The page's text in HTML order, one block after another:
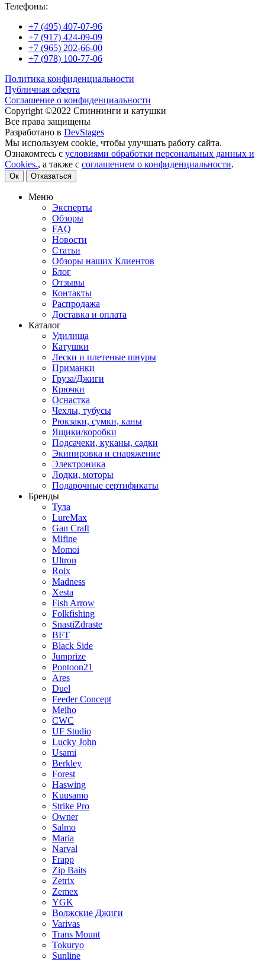
Телефоны:
+7 (495) 407-07-96
+7 (917) 424-09-09
+7 (965) 202-66-00
+7 (978) 100-77-06
Политика конфиденциальности
Публичная оферта
Соглашение о конфиденциальности
Copyright ©2022 Спиннинги и катушки
Все права защищены
Разработано в DevStages
Мы используем cookie, чтобы улучшать работу сайта.
Ознакомтесь с условиями обработки персональных данных и
Cookies., а также с соглашением о конфиденциальности.
Ок Отказаться
Меню
Эксперты
Обзоры
FAQ
Новости
Статьи
Обзоры наших Клиентов
Блог
Отзывы
Контакты
Распродажа
Доставка и оплата
Каталог
Удилища
Катушки
Лески и плетеные шнуры
Приманки
Груза/Джиги
Крючки
Оснастка
Чехлы, тубусы
Рюкзаки, сумки, каны
Ящики/коробки
Подсачеки, куканы, садки
Экипировка и снаряжение
Электроника
Лодки, моторы
Подарочные сертификаты
Бренды
Тула
LureMax
Gan Craft
Mifine
Momoi
Ultron
Roix
Madness
Xesta
Fish Arrow
Folkfishing
SnastiZdraste
BFT
Black Side
Jumprize
Pontoon21
Ares
Duel
Feeder Concept
Meiho
CWC
UF Studio
Lucky John
Usami
Berkley
Forest
Haswing
Kuusamo
Strike Pro
Owner
Salmo
Maria
Narval
Frapp
Zip Baits
Zetrix
Zemex
YGK
Волжские Джиги
Varivas
Trans Mount
Tokuryo
Sunline